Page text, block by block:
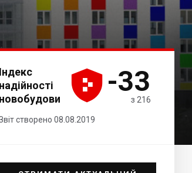
Індекс
надійності
новобудови




-33
з 216
створено 08.08.2019